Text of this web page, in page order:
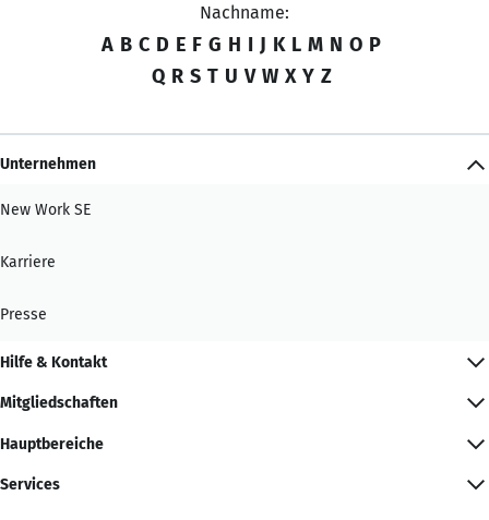
Nachname:
A B C D E F G H I J K L M N O P
Q R S T U V W X Y Z
Unternehmen
New Work SE
Karriere
Presse
Hilfe & Kontakt
Mitgliedschaften
Hauptbereiche
Services